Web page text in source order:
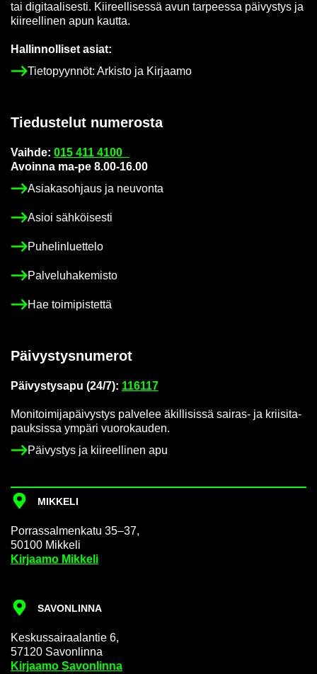
tai di­gi­taa­li­ses­ti. Kii­reel­li­ses­sä avun tar­pees­sa päi­vys­tys ja
kii­reel­li­nen apun kaut­ta.
Hal­lin­nol­li­set asiat:
Tie­to­pyyn­nöt: Ar­kis­to ja Kir­jaa­mo
Tie­dus­te­lut nu­me­ros­ta
Vaih­de: 015 411 4100
Avoin­na ma-pe 8.00-16.00
Asia­kas­oh­jaus ja neu­von­ta
Asioi säh­köi­ses­ti
Pu­he­lin­luet­te­lo
Pal­ve­lu­ha­ke­mis­to
Hae toi­mi­pis­tet­tä
Päi­vys­tys­nu­me­rot
Päi­vys­tys­a­pu (24/7): 116117
Mo­ni­toi­mi­ja­päi­vys­tys pal­ve­lee äkil­li­sis­sä sairas-​ ja krii­si­ta­
pauk­sis­sa ym­pä­ri vuo­ro­kau­den.
Päi­vys­tys ja kii­reel­li­nen apu
MIK­KE­LI
Por­ras­sal­men­ka­tu 35–37,
50100 Mik­ke­li
Kir­jaa­mo Mik­ke­li
SA­VON­LIN­NA
Kes­kus­sai­raa­lan­tie 6,
57120 Sa­von­lin­na
Kir­jaa­mo Sa­von­lin­na